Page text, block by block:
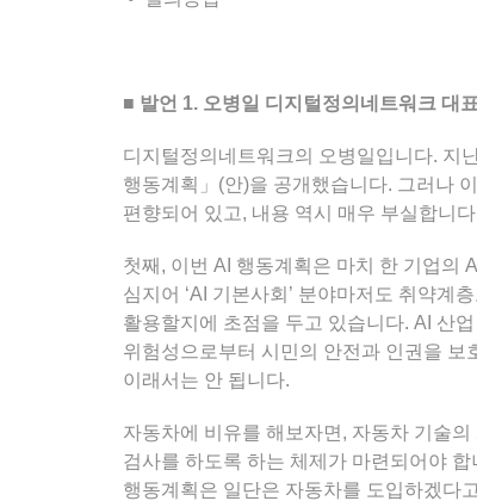
■ 발언 1. 오병일 디지털정의네트워크 대표
디지털정의네트워크의 오병일입니다. 지
행동계획」(안)을 공개했습니다. 그러나
편향되어 있고, 내용 역시 매우 부실합니
첫째, 이번 AI 행동계획은 마치 한 기업의
심지어 ‘AI 기본사회’ 분야마저도 취약계
활용할지에 초점을 두고 있습니다. AI 산
위험성으로부터 시민의 안전과 인권을 보
이래서는 안 됩니다.
자동차에 비유를 해보자면, 자동차 기술
검사를 하도록 하는 체제가 마련되어야
행동계획은 일단은 자동차를 도입하겠다